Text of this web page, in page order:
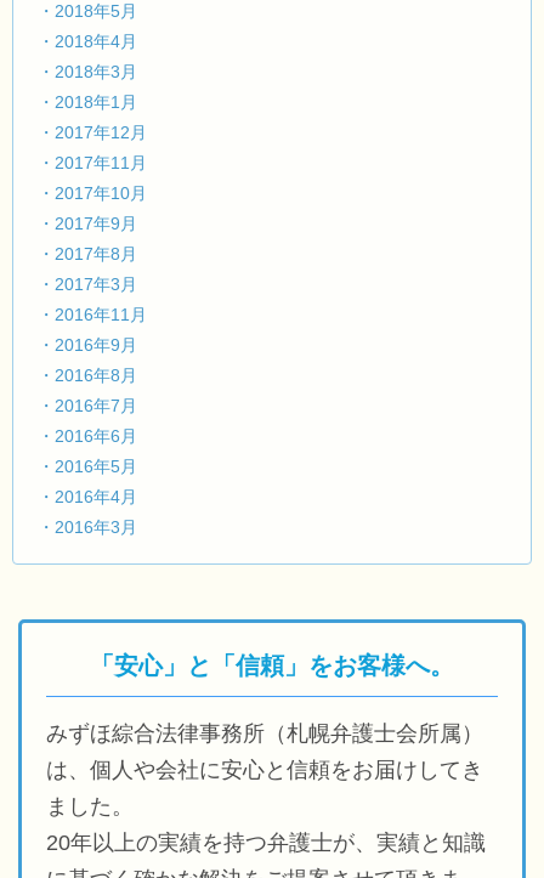
・2018年5月
・2018年4月
・2018年3月
・2018年1月
・2017年12月
・2017年11月
・2017年10月
・2017年9月
・2017年8月
・2017年3月
・2016年11月
・2016年9月
・2016年8月
・2016年7月
・2016年6月
・2016年5月
・2016年4月
・2016年3月
「安心」と「信頼」をお客様へ。
みずほ綜合法律事務所（札幌弁護士会所属）
は、個人や会社に安心と信頼をお届けしてき
ました。
20年以上の実績を持つ弁護士が、実績と知識